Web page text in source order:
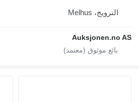
النرويج، Melhus
Auksjonen.no AS